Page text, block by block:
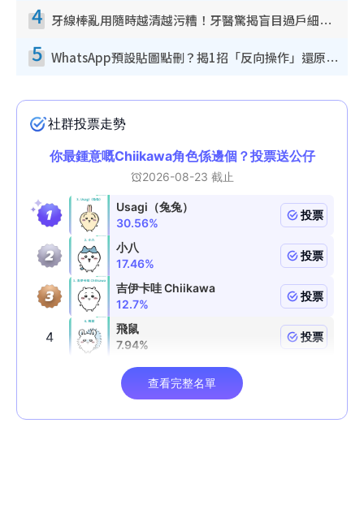
4 牙線棒亂用隨時越清越污糟！牙醫驚揭盲目過戶細菌恐致蛀牙：呢種先係日常真保養
5 WhatsApp預設貼圖點刪？揭1招「反向操作」還原簡潔介面 附3步實測教學